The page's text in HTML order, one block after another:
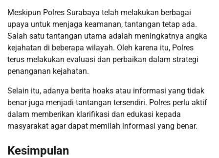
Meskipun Polres Surabaya telah melakukan berbagai
upaya untuk menjaga keamanan, tantangan tetap ada.
Salah satu tantangan utama adalah meningkatnya angka
kejahatan di beberapa wilayah. Oleh karena itu, Polres
terus melakukan evaluasi dan perbaikan dalam strategi
penanganan kejahatan.
Selain itu, adanya berita hoaks atau informasi yang tidak
benar juga menjadi tantangan tersendiri. Polres perlu aktif
dalam memberikan klarifikasi dan edukasi kepada
masyarakat agar dapat memilah informasi yang benar.
Kesimpulan